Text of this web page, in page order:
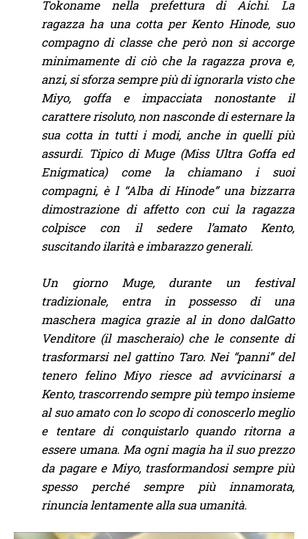
Tokoname nella prefettura di Aichi. La
ragazza ha una cotta per Kento Hinode, suo
compagno di classe che però non si accorge
minimamente di ciò che la ragazza prova e,
anzi, si sforza sempre più di ignorarla visto che
Miyo, goffa e impacciata nonostante il
carattere risoluto, non nasconde di esternare la
sua cotta in tutti i modi, anche in quelli più
assurdi. Tipico di Muge (Miss Ultra Goffa ed
Enigmatica) come la chiamano i suoi
compagni, è l “Alba di Hinode” una bizzarra
dimostrazione di affetto con cui la ragazza
colpisce con il sedere l’amato Kento,
suscitando ilarità e imbarazzo generali.
Un giorno Muge, durante un festival
tradizionale, entra in possesso di una
maschera magica grazie al in dono dalGatto
Venditore (il mascheraio) che le consente di
trasformarsi nel gattino Taro. Nei “panni” del
tenero felino Miyo riesce ad avvicinarsi a
Kento, trascorrendo sempre più tempo insieme
al suo amato con lo scopo di conoscerlo meglio
e tentare di conquistarlo quando ritorna a
essere umana. Ma ogni magia ha il suo prezzo
da pagare e Miyo, trasformandosi sempre più
spesso perché sempre più innamorata,
rinuncia lentamente alla sua umanità.